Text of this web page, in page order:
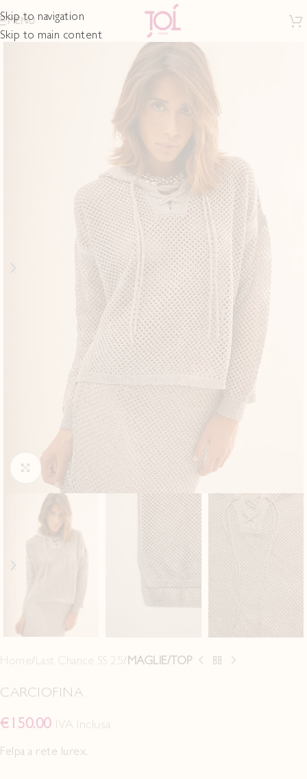
Skip to navigation
Skip to main content
MENU
Click to enlarge
Home Last Chance SS 25 MAGLIE/TOP
CARCIOFINA
€ 150.00 IVA Inclusa
Felpa a rete lurex.